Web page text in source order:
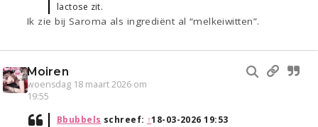
lactose zit.
Ik zie bij Saroma als ingrediënt al “melkeiwitten”.
Moiren
woensdag 18 maart 2026 om
19:55
Bbubbels schreef: ↑18-03-2026 19:53